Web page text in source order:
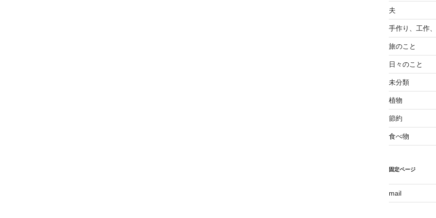
夫
手作り、工作
旅のこと
日々のこと
未分類
植物
節約
食べ物
固定ページ
mail